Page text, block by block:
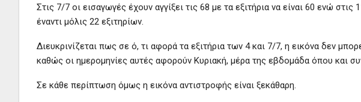
Στις 7/7 οι εισαγωγές έχουν αγγίξει τις 68 με τα εξιτήρια να είναι 60 ενώ
έναντι μόλις 22 εξιτηρίων.
Διευκρινίζεται πως σε ό, τι αφορά τα εξιτήρια των 4 και 7/7, η εικόνα δεν
καθώς οι ημερομηνίες αυτές αφορούν Κυριακή, μέρα της εβδομάδα όπου και
Σε κάθε περίπτωση όμως η εικόνα αντιστροφής είναι ξεκάθαρη.